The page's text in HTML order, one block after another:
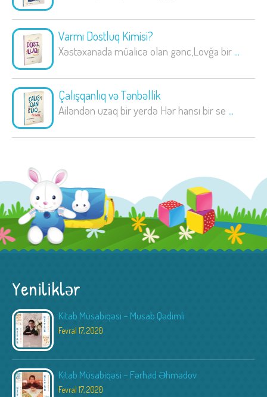
Varmı Dostluq Kimisi?
Xəstəxanada müalicə olan gənc,Lovğa bir ...
Çalışqanlıq və Tənbəllik
Ailəndən uzaq bir yerdə Hər hansı bir se ...
Yeniliklər
Kitab Müsabiqəsi – Musab Qədimli
Fevral 17, 2020
Kitab Müsabiqəsi – Fərhad Əhmədov
Fevral 17, 2020